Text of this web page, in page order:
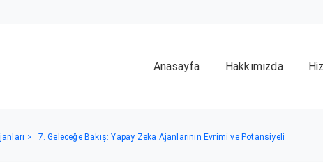
Anasayfa Hakkımızda
7. Geleceğe Bakış: Yapay Zeka Ajanlarının Evrimi ve Potansiyeli